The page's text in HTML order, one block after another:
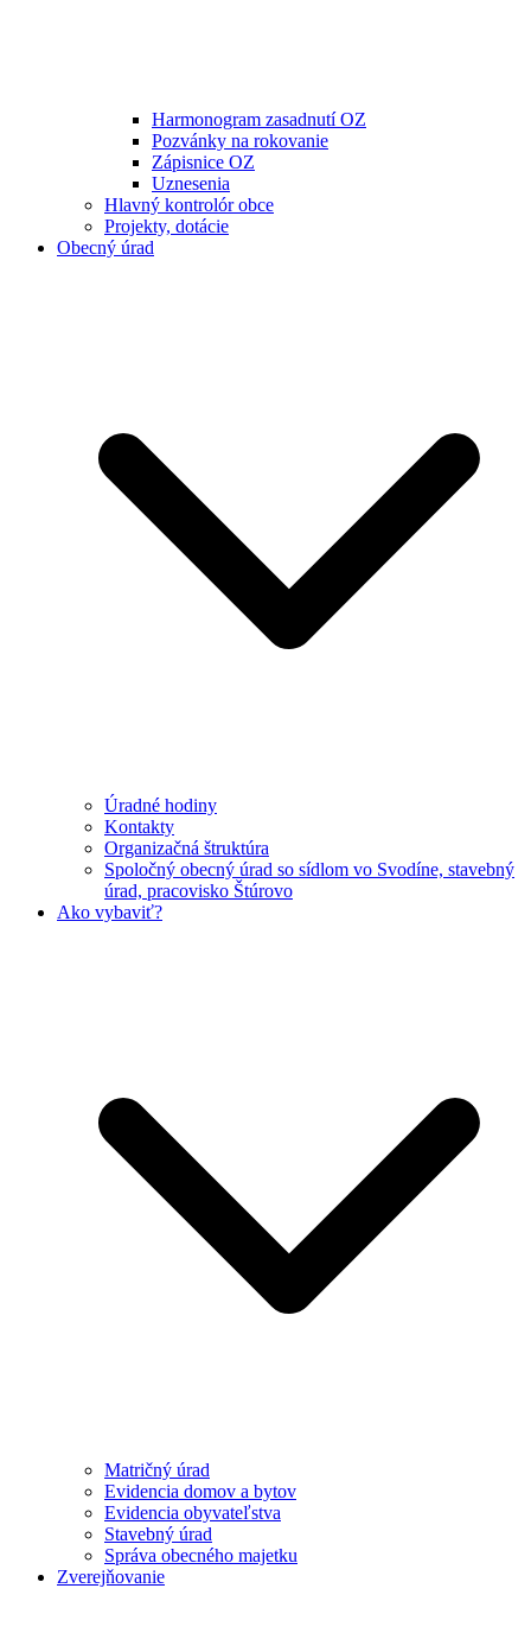
Harmonogram zasadnutí OZ
Pozvánky na rokovanie
Zápisnice OZ
Uznesenia
Hlavný kontrolór obce
Projekty, dotácie
Obecný úrad
Úradné hodiny
Kontakty
Organizačná štruktúra
Spoločný obecný úrad so sídlom vo Svodíne, stavebný
úrad, pracovisko Štúrovo
Ako vybaviť?
Matričný úrad
Evidencia domov a bytov
Evidencia obyvateľstva
Stavebný úrad
Správa obecného majetku
Zverejňovanie